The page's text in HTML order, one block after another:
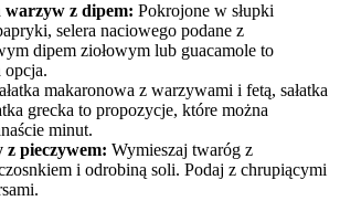
warzyw z dipem: Pokrojone w słupki
selera naciowego podane z
dipem ziołowym lub guacamole to
opcja.
makaronowa z warzywami i fetą, sałatka
grecka to propozycje, które można
minut.
z pieczywem: Wymieszaj twaróg z
i odrobiną soli. Podaj z chrupiącymi